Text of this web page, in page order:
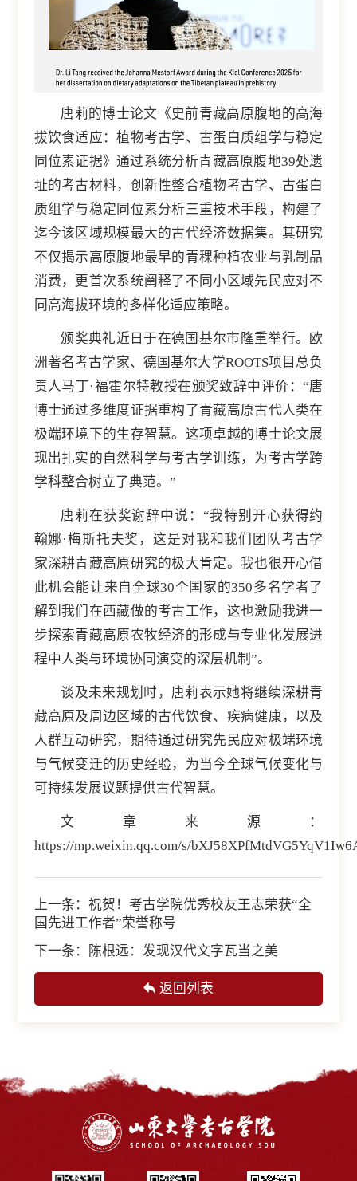
唐莉的博士论文《史前青藏高原腹地的高海
拔饮食适应：植物考古学、古蛋白质组学与稳定
同位素证据》通过系统分析青藏高原腹地39处遗
址的考古材料，创新性整合植物考古学、古蛋白
质组学与稳定同位素分析三重技术手段，构建了
迄今该区域规模最大的古代经济数据集。其研究
不仅揭示高原腹地最早的青稞种植农业与乳制品
消费，更首次系统阐释了不同小区域先民应对不
同高海拔环境的多样化适应策略。
颁奖典礼近日于在德国基尔市隆重举行。欧
洲著名考古学家、德国基尔大学ROOTS项目总负
责人马丁·福霍尔特教授在颁奖致辞中评价：“唐
博士通过多维度证据重构了青藏高原古代人类在
极端环境下的生存智慧。这项卓越的博士论文展
现出扎实的自然科学与考古学训练，为考古学跨
学科整合树立了典范。”
唐莉在获奖谢辞中说：“我特别开心获得约
翰娜·梅斯托夫奖，这是对我和我们团队考古学
家深耕青藏高原研究的极大肯定。我也很开心借
此机会能让来自全球30个国家的350多名学者了
解到我们在西藏做的考古工作，这也激励我进一
步探索青藏高原农牧经济的形成与专业化发展进
程中人类与环境协同演变的深层机制”。
谈及未来规划时，唐莉表示她将继续深耕青
藏高原及周边区域的古代饮食、疾病健康，以及
人群互动研究，期待通过研究先民应对极端环境
与气候变迁的历史经验，为当今全球气候变化与
可持续发展议题提供古代智慧。
文章来源：
https://mp.weixin.qq.com/s/
上一条： 祝贺！考古学院优秀校友王志荣获“全
国先进工作者”荣誉称号
下一条：
陈根远：发现汉代文字瓦当之美
返回列表